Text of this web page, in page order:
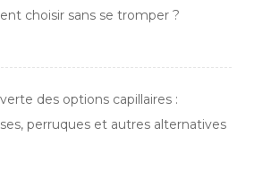
choisir sans se tromper ?
des options capillaires :
perruques et autres alternatives